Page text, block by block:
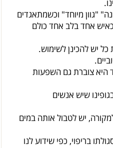
"גוון מיוחד" וכשמתאגדים
אחד בלב אחד כולם
יש להכינן לשימוש.
היא צוברת גם השפעות
שיש אנשים
יש לטבול אותה במים
בריפוי, כפי שידוע לנו